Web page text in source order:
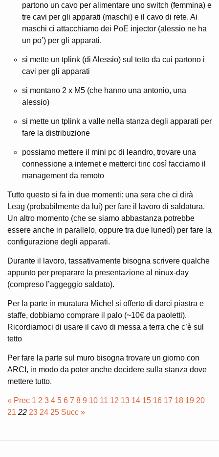
partono un cavo per alimentare uno switch (femmina) e
tre cavi per gli apparati (maschi) e il cavo di rete. Ai
maschi ci attacchiamo dei PoE injector (alessio ne ha
un po’) per gli apparati.
si mette un tplink (di Alessio) sul tetto da cui partono i
cavi per gli apparati
si montano 2 x M5 (che hanno una antonio, una
alessio)
si mette un tplink a valle nella stanza degli apparati per
fare la distribuzione
possiamo mettere il mini pc di leandro, trovare una
connessione a internet e metterci tinc così facciamo il
management da remoto
Tutto questo si fa in due momenti: una sera che ci dirà
Leag (probabilmente da lui) per fare il lavoro di saldatura.
Un altro momento (che se siamo abbastanza potrebbe
essere anche in parallelo, oppure tra due lunedì) per fare la
configurazione degli apparati.
Durante il lavoro, tassativamente bisogna scrivere qualche
appunto per preparare la presentazione al ninux-day
(compreso l’aggeggio saldato).
Per la parte in muratura Michel si offerto di darci piastra e
staffe, dobbiamo comprare il palo (~10€ da paoletti).
Ricordiamoci di usare il cavo di messa a terra che c’è sul
tetto
Per fare la parte sul muro bisogna trovare un giorno con
ARCI, in modo da poter anche decidere sulla stanza dove
mettere tutto.
« Prec 1 2 3 4 5 6 7 8 9 10 11 12 13 14 15 16 17 18 19 20
21 22 23 24 25 Succ »